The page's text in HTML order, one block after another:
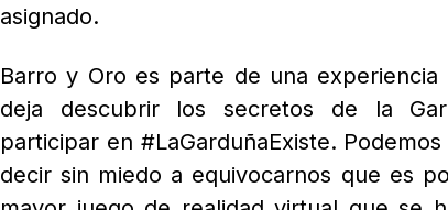
asignado.
Barro y Oro es parte de una experiencia
deja descubrir los secretos de la
participar en #LaGarduñaExiste.
decir sin miedo a equivocarnos que es